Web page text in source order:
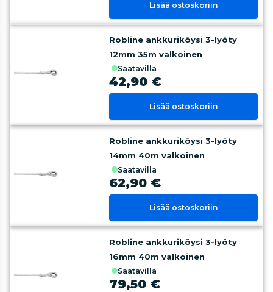
Lisää ostoskoriin
Robline ankkuriköysi 3-lyöty
12mm 35m valkoinen
saatavilla
42,90 €
Lisää ostoskoriin
Robline ankkuriköysi 3-lyöty
14mm 40m valkoinen
saatavilla
62,90 €
Lisää ostoskoriin
Robline ankkuriköysi 3-lyöty
16mm 40m valkoinen
saatavilla
79,50 €